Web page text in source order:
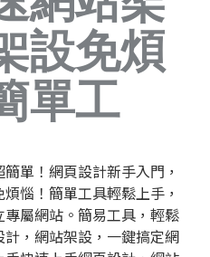
設免煩
單工
簡單！網頁設計新手入門，
惱！簡單工具輕鬆上手，
屬網站。簡易工具，輕鬆
，網站架設，一鍵搞定網